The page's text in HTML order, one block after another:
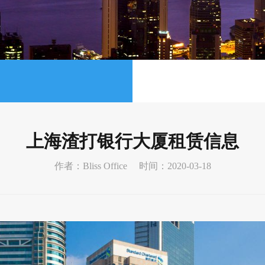
上海渣打银行大厦租赁信息
作者：Bliss Office 时间：2020-03-18